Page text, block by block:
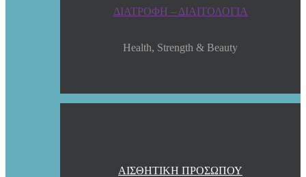
ΔΙΑΤΡΟΦΗ – ΔΙΑΙΤΟΛΟΓΙΑ
Health, Strength & Beauty
ΑΙΣΘΗΤΙΚΗ ΠΡΟΣΩΠΟΥ